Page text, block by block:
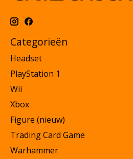
Categorieën
Headset
PlayStation 1
Wii
Xbox
Figure (nieuw)
Trading Card Game
Warhammer